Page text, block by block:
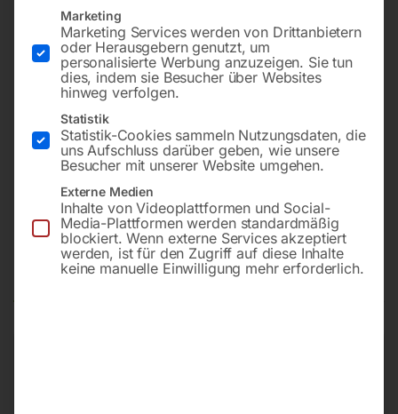
Sie haben Fragen zu diesem
Artikel?
Gerne helfen wir Ihnen weiter.
office@horntec.at
Produktsicherheit
Marketing
Marketing Services werden von Drittanbietern
oder Herausgebern genutzt, um
personalisierte Werbung anzuzeigen. Sie tun
dies, indem sie Besucher über Websites
hinweg verfolgen.
Statistik
Statistik-Cookies sammeln Nutzungsdaten, die
uns Aufschluss darüber geben, wie unsere
Besucher mit unserer Website umgehen.
Externe Medien
Inhalte von Videoplattformen und Social-
Media-Plattformen werden standardmäßig
blockiert. Wenn externe Services akzeptiert
werden, ist für den Zugriff auf diese Inhalte
keine manuelle Einwilligung mehr erforderlich.